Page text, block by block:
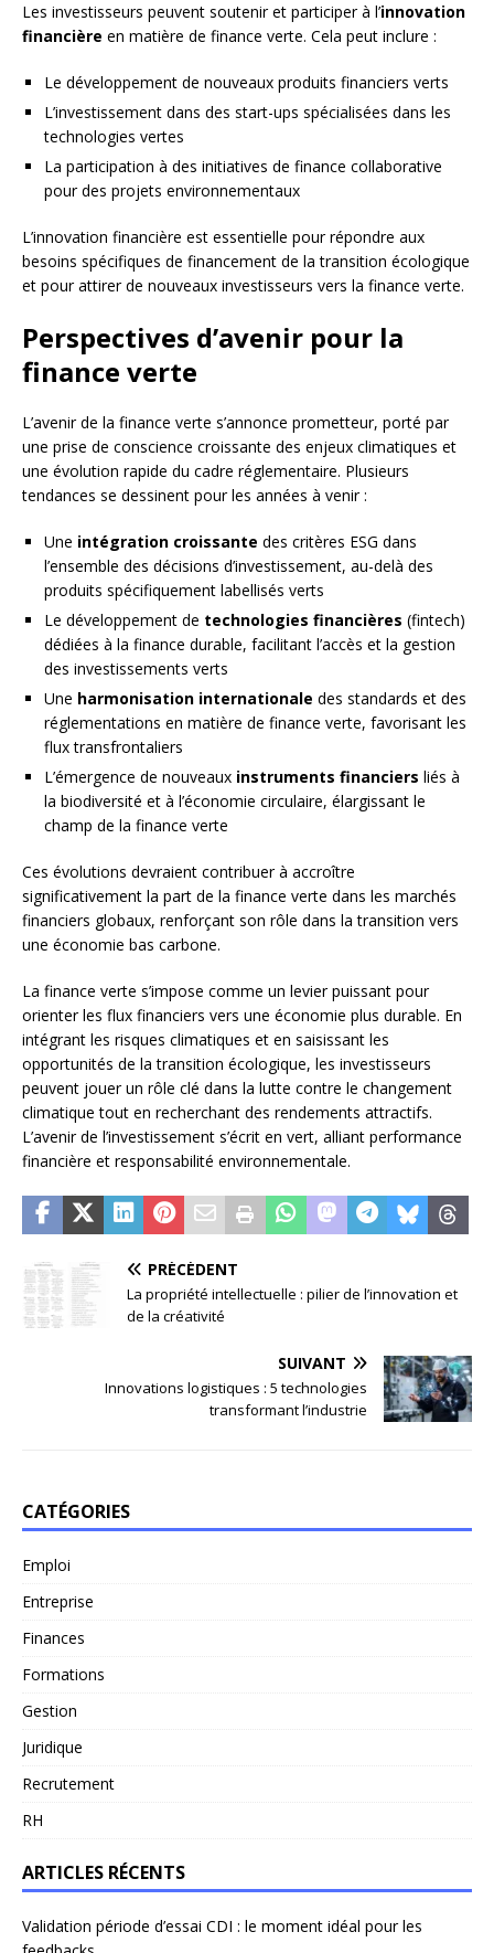
Les investisseurs peuvent soutenir et participer à l’innovation
financière en matière de finance verte. Cela peut inclure :
Le développement de nouveaux produits financiers verts
L’investissement dans des start-ups spécialisées dans les
technologies vertes
La participation à des initiatives de finance collaborative
pour des projets environnementaux
L’innovation financière est essentielle pour répondre aux
besoins spécifiques de financement de la transition écologique
et pour attirer de nouveaux investisseurs vers la finance verte.
Perspectives d’avenir pour la
finance verte
L’avenir de la finance verte s’annonce prometteur, porté par
une prise de conscience croissante des enjeux climatiques et
une évolution rapide du cadre réglementaire. Plusieurs
tendances se dessinent pour les années à venir :
Une intégration croissante des critères ESG dans
l’ensemble des décisions d’investissement, au-delà des
produits spécifiquement labellisés verts
Le développement de technologies financières (fintech)
dédiées à la finance durable, facilitant l’accès et la gestion
des investissements verts
Une harmonisation internationale des standards et des
réglementations en matière de finance verte, favorisant les
flux transfrontaliers
L’émergence de nouveaux instruments financiers liés à
la biodiversité et à l’économie circulaire, élargissant le
champ de la finance verte
Ces évolutions devraient contribuer à accroître
significativement la part de la finance verte dans les marchés
financiers globaux, renforçant son rôle dans la transition vers
une économie bas carbone.
La finance verte s’impose comme un levier puissant pour
orienter les flux financiers vers une économie plus durable. En
intégrant les risques climatiques et en saisissant les
opportunités de la transition écologique, les investisseurs
peuvent jouer un rôle clé dans la lutte contre le changement
climatique tout en recherchant des rendements attractifs.
L’avenir de l’investissement s’écrit en vert, alliant performance
financière et responsabilité environnementale.
PRÉCÉDENT
La propriété intellectuelle : pilier de l’innovation et
de la créativité
SUIVANT
Innovations logistiques : 5 technologies
transformant l’industrie
CATÉGORIES
Emploi
Entreprise
Finances
Formations
Gestion
Juridique
Recrutement
RH
ARTICLES RÉCENTS
Validation période d’essai CDI : le moment idéal pour les